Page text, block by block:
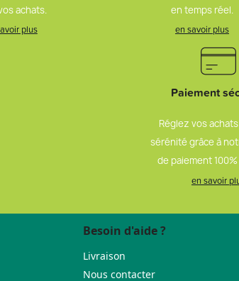
achats.
plus
en temps réel.
en savoir plus
Paiement
Réglez vos
sérénité grâce à
de paiement
en savoir
Besoin d'aide ?
Livraison
Nous contacter